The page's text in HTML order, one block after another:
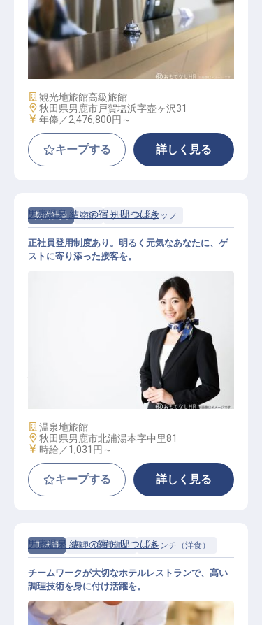
フロントスタッフ
施設業態
観光地旅館高級旅館
勤務地
秋田県男鹿市戸賀塩浜字壺ヶ沢31
給与
年俸／2,476,800円～
キープする 詳しく見る
契約社員 宿泊 サービススタッフ
男鹿温泉 結いの宿 別邸つばき
正社員登用制度あり。明るく元気なあなたに、ゲ
ストに寄り添った接客を。
施設業態
温泉地旅館
勤務地
秋田県男鹿市北浦湯本字中里81
給与
時給／1,031円～
キープする 詳しく見る
正社員 調理（調理師） フレンチ（洋食）
男鹿温泉 結いの宿 別邸つばき
チームワークが大切なホテルレストランで、高い
調理技術を身に付け活躍を。